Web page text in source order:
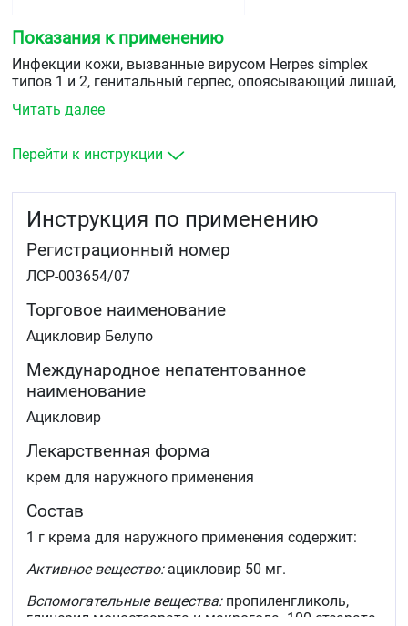
Показания к применению
Инфекции кожи, вызванные вирусом Herpes simplex
типов 1 и 2, генитальный герпес, опоясывающий лишай,
Читать далее
Перейти к инструкции
Инструкция по применению
Регистрационный номер
ЛСР-003654/07
Торговое наименование
Ацикловир Белупо
Международное непатентованное
наименование
Ацикловир
Лекарственная форма
крем для наружного применения
Состав
1 г крема для наружного применения содержит:
Активное вещество:ацикловир 50 мг.
Вспомогательные вещества:пропиленгликоль,
глицерил моностеарата и макрогола -100 стеарата